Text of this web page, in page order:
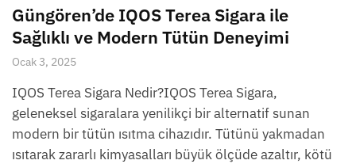
Güngören’de IQOS Terea Sigara ile
Sağlıklı ve Modern Tütün Deneyimi
Ocak 3, 2025
IQOS Terea Sigara Nedir?IQOS Terea Sigara,
geleneksel sigaralara yenilikçi bir alternatif sunan
modern bir tütün ısıtma cihazıdır. Tütünü yakmadan
ısıtarak zararlı kimyasalları büyük ölçüde azaltır, kötü